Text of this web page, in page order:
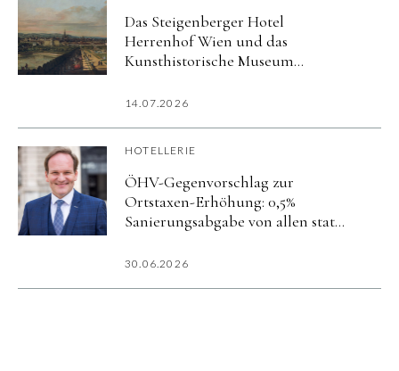
Das Steigenberger Hotel
Herrenhof Wien und das
Kunsthistorische Museum
Package zur Ausstellung
14.07.2026
HOTELLERIE
ÖHV-Gegenvorschlag zur
Ortstaxen-Erhöhung: 0,5%
Sanierungsabgabe von allen statt
30.06.2026